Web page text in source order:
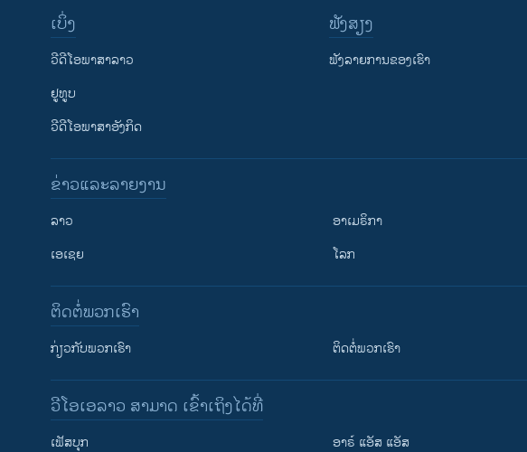
ເບິ່ງ
ວີດີໂອພາສາລາວ
ຢູທູບ
ວີດີໂອພາສາອັງກິດ
ຟັງສຽງ
ຟັງລາຍການຂອງເຮົາ
ຂ່າວແລະລາຍງານ
ລາວ
ເອເຊຍ
ອາເມຣິກາ
ໂລກ
ຕິດຕໍ່ພວກເຮົາ
ກ່ຽວກັບພວກເຮົາ ຕິດຕໍ່ພວກເຮົາ
ວີໂອເອລາວ ສາມາດ ເຂົ້າເຖິງໄດ້ທີ່
ເຟັສບຸກ ອາຣ໌ ແອັສ ແອັສ